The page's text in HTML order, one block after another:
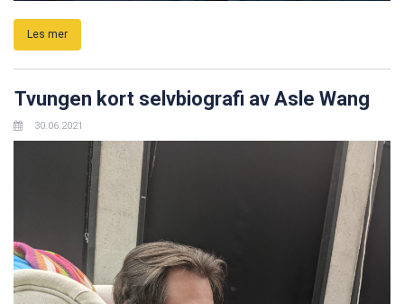
Les mer
Tvungen kort selvbiografi av Asle Wang
30.06.2021